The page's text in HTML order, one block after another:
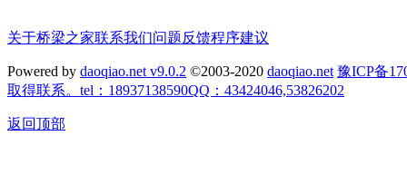
关于桥梁之家联系我们问题反馈程序建议
Powered by daoqiao.net v9.0.2 ©2003-2020 daoqiao.net 豫ICP备
取得联系。tel：18937138590QQ：43424046,53826202
返回顶部